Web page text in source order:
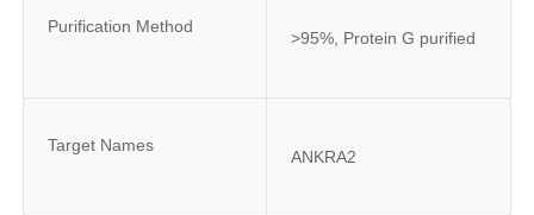
Purification Method
>95%, Protein G purified
Target Names
ANKRA2